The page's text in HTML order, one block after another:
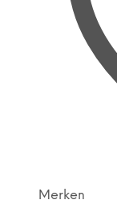
Merken